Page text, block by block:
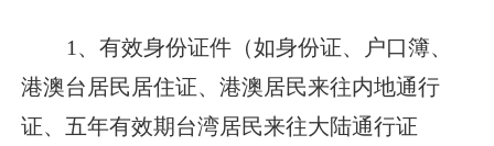
1、有效身份证件（如身份证、户口簿、
港澳台居民居住证、港澳居民来往内地通行
证、五年有效期台湾居民来往大陆通行证